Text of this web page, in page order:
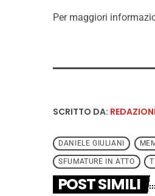
Per maggiori
SCRITTO DA:
DANIELE GIULIANI
SFUMATURE IN ATTO
POST SIMILI